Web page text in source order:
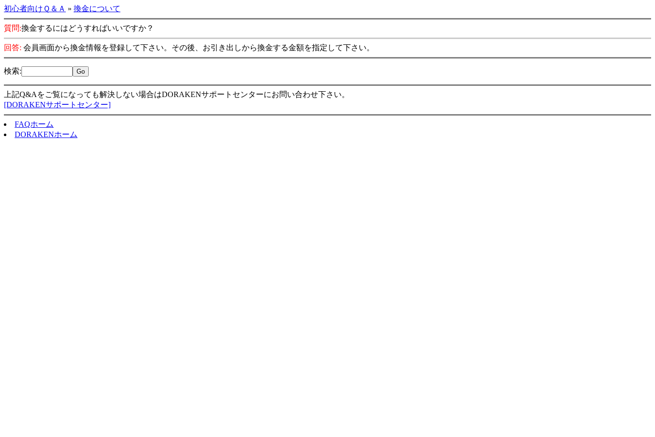
初心者向けＱ＆Ａ » 換金について
質問:換金するにはどうすればいいですか？
回答: 会員画面から換金情報を登録して下さい。その後、お引き出しから換金する金額を指定して下さい。
検索:
上記Q&Aをご覧になっても解決しない場合はDORAKENサポートセンターにお問い合わせ下さい。
[DORAKENサポートセンター]
FAQホーム
DORAKENホーム